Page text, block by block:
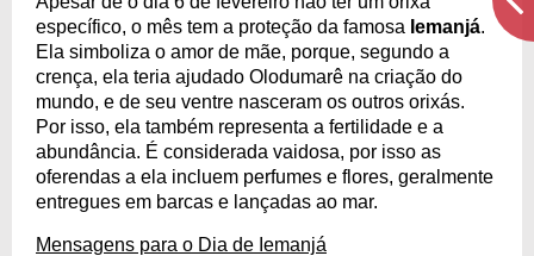
específico, o mês tem a proteção da famosa Iemanjá.
Ela simboliza o amor de mãe, porque, segundo a
crença, ela teria ajudado Olodumarê na criação do
mundo, e de seu ventre nasceram os outros orixás.
Por isso, ela também representa a fertilidade e a
abundância. É considerada vaidosa, por isso as
oferendas a ela incluem perfumes e flores, geralmente
entregues em barcas e lançadas ao mar.
Mensagens para o Dia de Iemanjá